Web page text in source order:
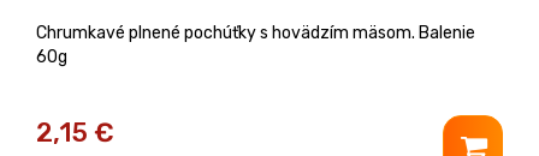
Chrumkavé plnené pochúťky s hovädzím mäsom. Balenie
60g
2,15 €